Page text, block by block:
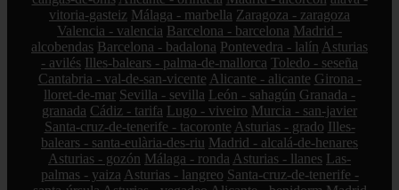
vitoria-gasteiz Málaga - marbella Zaragoza - zaragoza
Valencia - valencia Barcelona - barcelona Madrid -
alcobendas Barcelona - badalona Pontevedra - lalín Asturias
- avilés Illes-balears - palma-de-mallorca Toledo - seseña
Cantabria - val-de-san-vicente Alicante - alicante Girona -
lloret-de-mar Sevilla - sevilla León - sahagún Granada -
granada Cádiz - tarifa Lugo - viveiro Murcia - san-javier
Santa-cruz-de-tenerife - tacoronte Asturias - grado Illes-
balears - santa-eulària-des-riu Madrid - alcalá-de-henares
Asturias - gozón Málaga - ronda Asturias - llanes Las-
palmas - yaiza Asturias - langreo Santa-cruz-de-tenerife -